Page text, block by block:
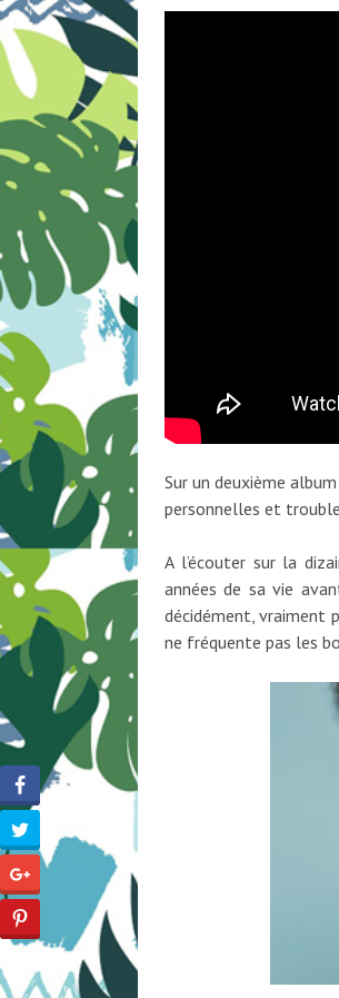
Sur un deuxième
personnelles et
A l’écouter sur la
années de sa vie
décidément, vraiment
ne fréquente pas les